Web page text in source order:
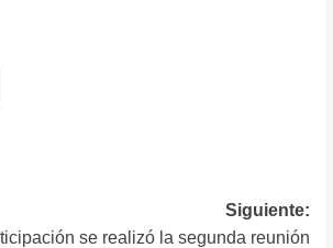
Siguiente:
se realizó la segunda reunión